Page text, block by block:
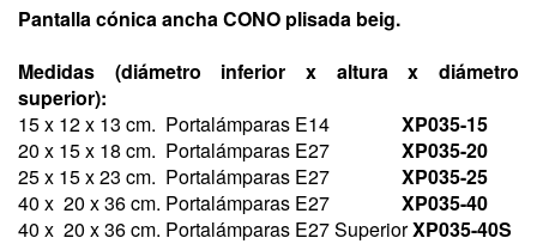
Pantalla cónica ancha CONO plisada beig.
Medidas (diámetro inferior x altura x diámetro
superior):
15 x 12 x 13 cm. Portalámparas E14 XP035-15
20 x 15 x 18 cm. Portalámparas E27 XP035-20
25 x 15 x 23 cm. Portalámparas E27
XP035-25
40 x 20 x 36 cm. Portalámparas E27 XP035-40
40 x 20 x 36 cm. Portalámparas E27 SuperiorXP035-40S